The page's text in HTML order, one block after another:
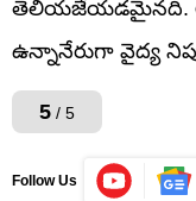
తెలియజేయడమైనది.
ఉన్నానేరుగా వైద్య
5 / 5
Follow Us